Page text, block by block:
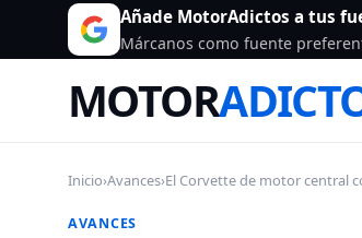
Añade MotorAdictos a tus
Márcanos como fuente
MOTOR
Inicio›Avances›El Corvette de motor central
AVANCES